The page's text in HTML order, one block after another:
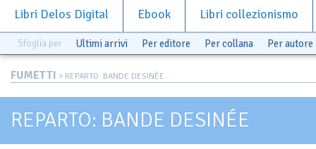
Libri Delos Digital Ebook Libri collezionismo
Sfoglia per Ultimi arrivi Per editore Per collana Per autore
FUMETTI > REPARTO: BANDE DESINÉE
REPARTO: BANDE DESINÉE